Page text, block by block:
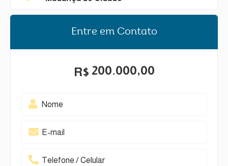
Entre em Contato
R$ 200.000,00